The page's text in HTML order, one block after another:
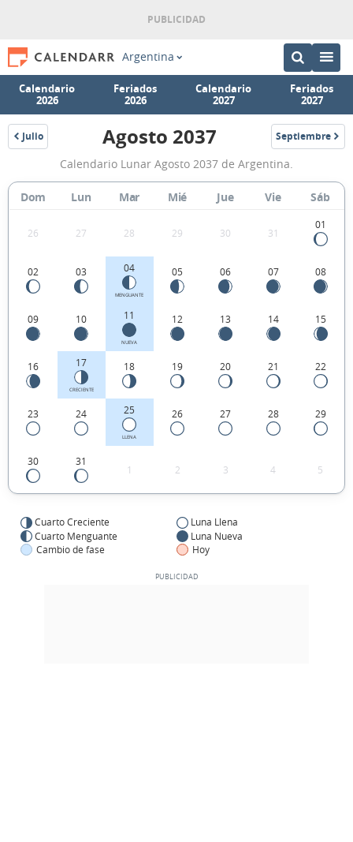
Argentina
Calendario
2026
Feriados
2026
Calendario
2027
Feriados
2027
Julio
2037
Calendario
Lunar
Agosto
Argentina.
Agosto 2037 Septiembre
2037
Calendario Lunar Agosto 2037 de Argentina.
Dom Lun Mar Mié Jue Vie Sáb
26 27 28 29 30 31
01
02 03 04
MENGUANTE
05 06 07 08
09 10 11
NUEVA
12 13 14 15
16 17
CRECIENTE
18 19 20 21 22
23 24 25
LLENA
26 27 28 29
30 31
1 2 3 4 5
Cuarto Creciente
Luna Llena
Cuarto Menguante
Luna Nueva
Cambio de fase
Hoy